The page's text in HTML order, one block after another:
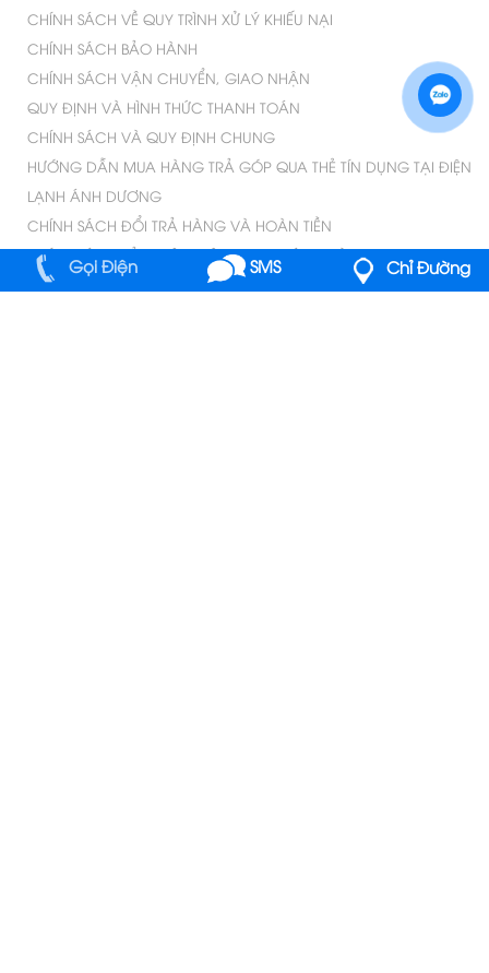
CHÍNH SÁCH VỀ QUY TRÌNH XỬ LÝ KHIẾU NẠI
CHÍNH SÁCH BẢO HÀNH
CHÍNH SÁCH VẬN CHUYỂN, GIAO NHẬN
QUY ĐỊNH VÀ HÌNH THỨC THANH TOÁN
CHÍNH SÁCH VÀ QUY ĐỊNH CHUNG
HƯỚNG DẪN MUA HÀNG TRẢ GÓP QUA THẺ TÍN DỤNG TẠI ĐIỆN
LẠNH ÁNH DƯƠNG
CHÍNH SÁCH ĐỔI TRẢ HÀNG VÀ HOÀN TIỀN
CHÍNH SÁCH BẢO MẬT THÔNG TIN KHÁCH HÀNG
Gọi Điện SMS Chỉ Đường